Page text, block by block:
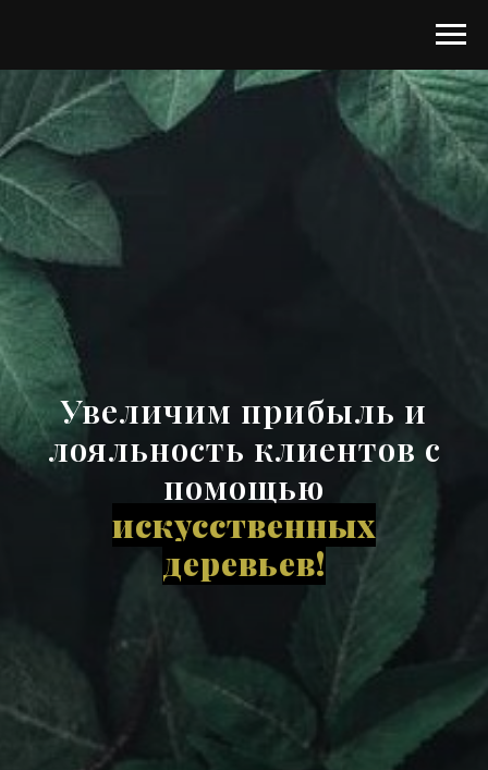
Увеличим прибыль и
лояльность клиентов с
помощью
искусственных
деревьев!